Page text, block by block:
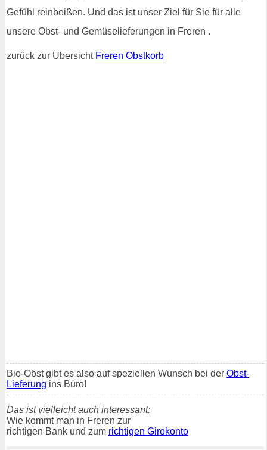
Gefühl reinbeißen. Und das ist unser Ziel für Sie für alle
unsere Obst- und Gemüselieferungen in Freren .
zurück zur Übersicht Freren Obstkorb
Bio-Obst gibt es also auf speziellen Wunsch bei der Obst-
Lieferung ins Büro!
Das ist vielleicht auch interessant:
Wie kommt man in Freren zur
richtigen Bank und zum richtigen Girokonto